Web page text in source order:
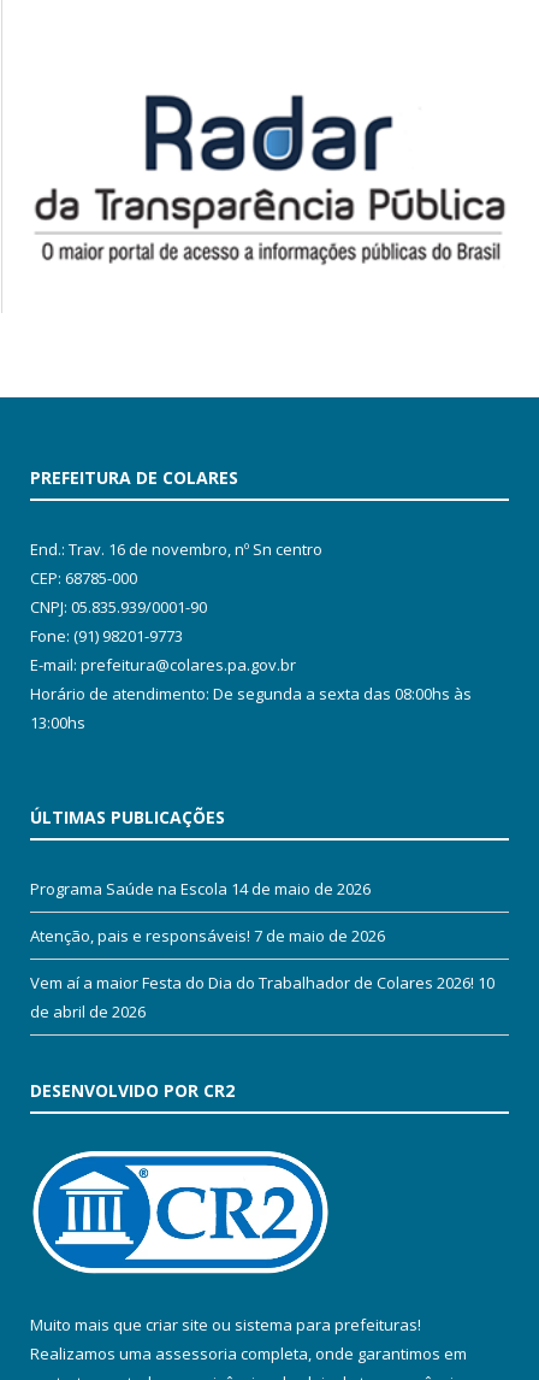
PREFEITURA DE COLARES
End.: Trav. 16 de novembro, nº Sn centro
CEP: 68785-000
CNPJ: 05.835.939/0001-90
Fone: (91) 98201-9773
E-mail: prefeitura@colares.pa.gov.br
Horário de atendimento: De segunda a sexta das 08:00hs às
13:00hs
ÚLTIMAS PUBLICAÇÕES
Programa Saúde na Escola 14 de maio de 2026
Atenção, pais e responsáveis! 7 de maio de 2026
Vem aí a maior Festa do Dia do Trabalhador de Colares 2026! 10
de abril de 2026
DESENVOLVIDO POR CR2
Muito mais que criar site ou sistema para prefeituras!
Realizamos uma assessoria completa, onde garantimos em